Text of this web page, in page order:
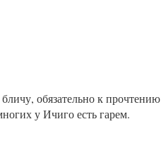
обязательно к
у Ичиго есть гарем.